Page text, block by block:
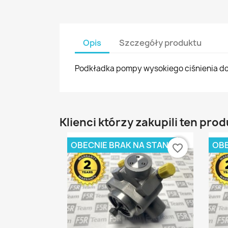
Opis Szczegóły produktu
Podkładka pompy wysokiego ciśnienia
Klienci którzy zakupili ten
OBECNIE BRAK NA STANIEfavorite_border